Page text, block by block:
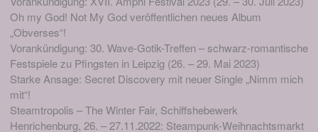
Oh my God! Not My God veröffentlichen neues Album
„Obverses“!
Vorankündigung: 30. Wave-Gotik-Treffen – schwarz-romantische
Festspiele zu Pfingsten in Leipzig (26. – 29. Mai 2023)
Starke Ansage: Secret Discovery mit neuer Single „Nimm mich
mit“!
Steamtropolis – The Winter Fair, Schiffshebewerk
Henrichenburg, 26. – 27.11.2022: Steampunk-Weihnachtsmarkt